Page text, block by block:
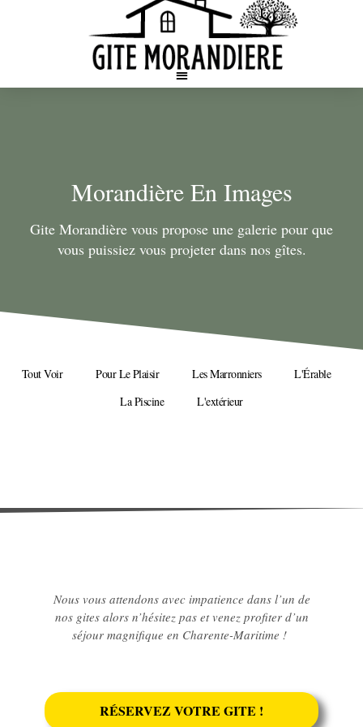
Morandière En Images
Gite Morandière vous propose une galerie pour que
vous puissiez vous projeter dans nos gîtes.
Tout Voir Pour Le Plaisir Les Marronniers
L'Érable
La Piscine
L'extérieur
Nous vous attendons avec impatience dans l’un de
nos gites alors n’hésitez pas et venez profiter d’un
séjour magnifique en Charente-Maritime !
RÉSERVEZ VOTRE GITE !